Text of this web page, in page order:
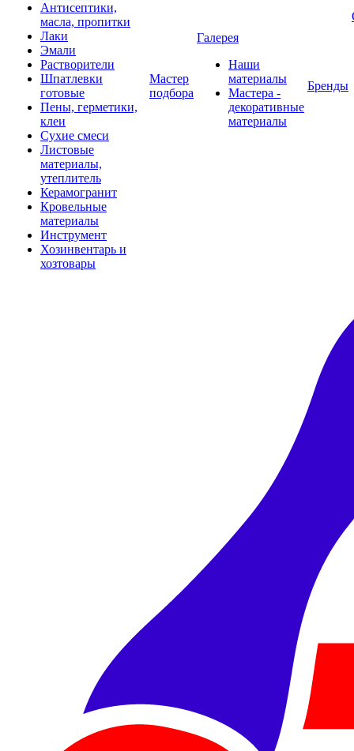
Антисептики,
масла, пропитки
Лаки
Эмали
Растворители
Шпатлевки
готовые
Пены, герметики,
клеи
Сухие смеси
Листовые
материалы,
утеплитель
Керамогранит
Кровельные
материалы
Инструмент
Хозинвентарь и
хозтовары
Мастер
подбора
Галерея
Наши
материалы
Мастера -
декоративные
материалы
Бренды